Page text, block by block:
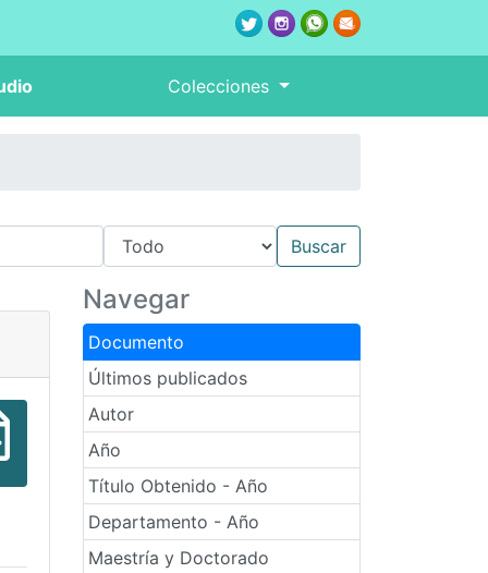
Colecciones
Navegar
Documento
Últimos publicados
Autor
Año
Título Obtenido - Año
Departamento - Año
Maestría y Doctorado